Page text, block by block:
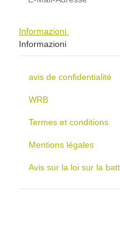
Informazioni
Informazioni
avis de confidentialité
WRB
Termes et conditions
Mentions légales
Avis sur la loi sur la